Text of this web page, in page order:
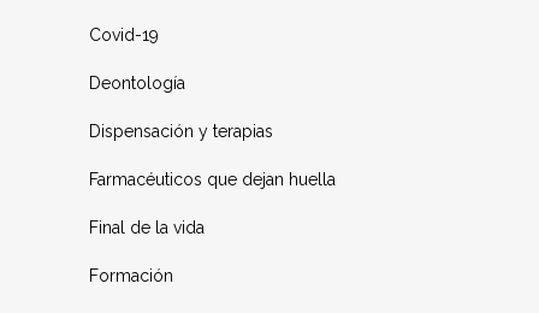
Covid-19
Deontología
Dispensación y terapias
Farmacéuticos que dejan huella
Final de la vida
Formación